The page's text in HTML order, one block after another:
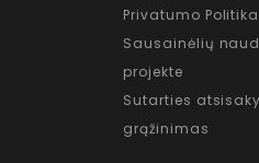
Privatumo Politika
Sausainėlių
projekte
Sutarties
grąžinimas